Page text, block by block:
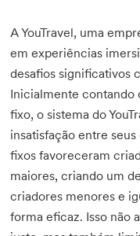
A YouTravel, uma
em experiências
desafios significativos
Inicialmente contando
fixo, o sistema do
insatisfação entre
fixos favoreceram
maiores, criando um
criadores menores e
forma eficaz. Isso não